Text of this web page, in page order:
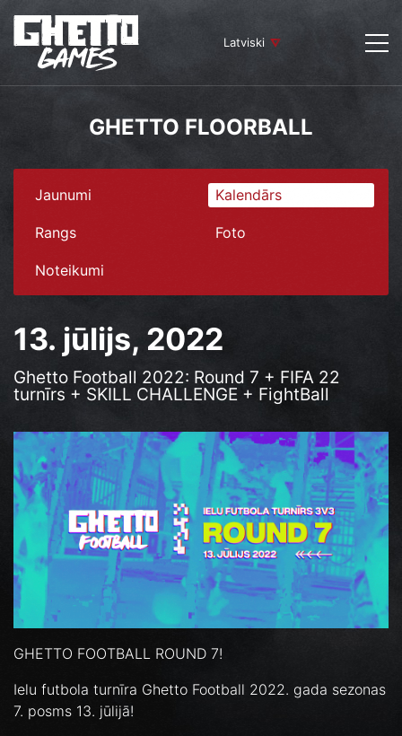
Latviski
GHETTO FLOORBALL
Jaunumi Kalendārs
Rangs Foto
Noteikumi
13. jūlijs, 2022
Ghetto Football 2022: Round 7 + FIFA 22
turnīrs + SKILL CHALLENGE + FightBall
GHETTO FOOTBALL ROUND 7!
Ielu futbola turnīra Ghetto Football 2022. gada sezonas
7. posms 13. jūlijā!